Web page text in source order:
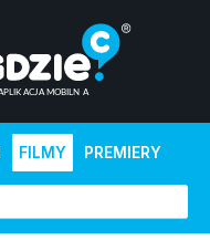
FILMY PREMIERY